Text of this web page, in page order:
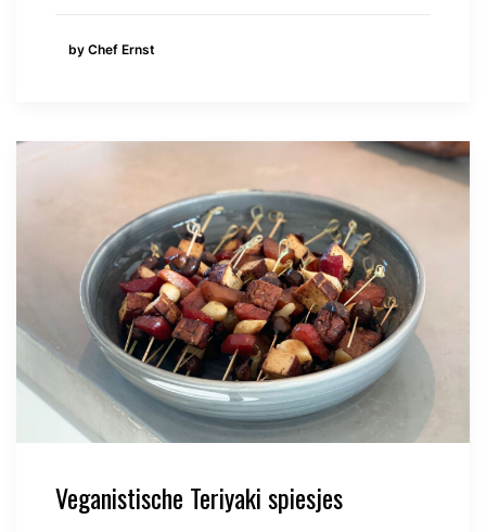
by Chef Ernst
Veganistische Teriyaki spiesjes